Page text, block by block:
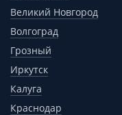
Великий Новгород
Волгоград
Грозный
Иркутск
Калуга
Краснодар